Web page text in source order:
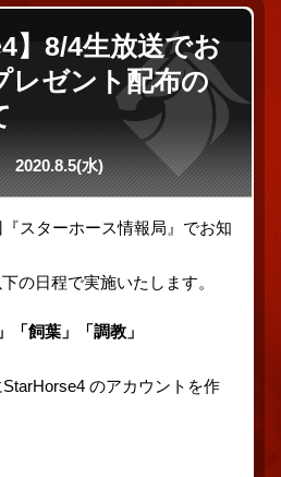
】8/4生放送でお
レゼント配布の
2020.8.5(水)
スターホース情報局』でお知
の日程で実施いたします。
「飼葉」「調教」
StarHorse4 のアカウントを作